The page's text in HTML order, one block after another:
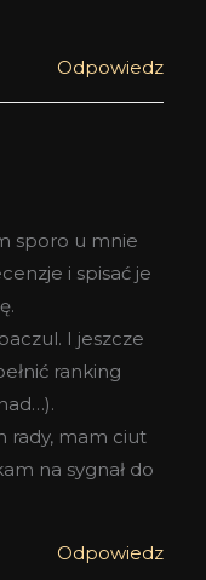
Odpowiedz
sporo u mnie
i spisać je
I jeszcze
ranking
rady, mam ciut
na sygnał do
Odpowiedz